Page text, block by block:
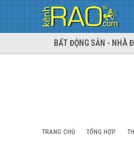
BẤT ĐỘNG SẢN - NHÀ
TRANG CHỦ TỔNG HỢP